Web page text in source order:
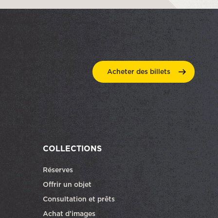
Acheter des billets
dans une autre fenêtre
COLLECTIONS
Réserves
Offrir un objet
Consultation et prêts
Achat d’images